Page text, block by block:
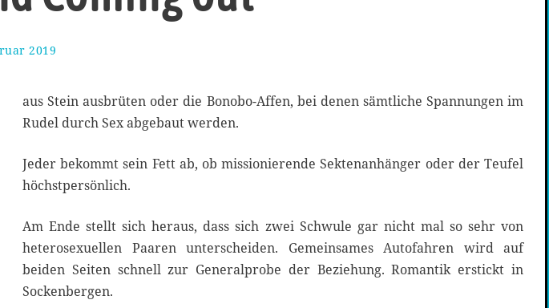
2019
F
e
b
u
a
r
0
1
aus Stein ausbrüten oder die Bonobo-Affen, bei denen sämtliche Spannungen im
Rudel durch Sex abgebaut werden.
Jeder bekommt sein Fett ab, ob missionierende Sektenanhänger oder der Teufel
höchstpersönlich.
Am Ende stellt sich heraus, dass sich zwei Schwule gar nicht mal so sehr von
heterosexuellen Paaren unterscheiden. Gemeinsames Autofahren wird auf
beiden Seiten schnell zur Generalprobe der Beziehung. Romantik erstickt in
Sockenbergen.